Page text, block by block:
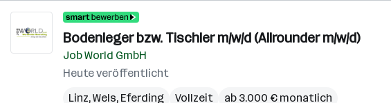
Bodenleger bzw. Tischler m/w/d (Allrounder m/w/d)
Job World GmbH
Heute veröffentlicht
Linz,Wels, Eferding Vollzeit ab 3.000 € monatlich